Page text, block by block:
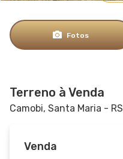
Fotos
Terreno à Venda
Camobi, Santa Maria - RS
Venda